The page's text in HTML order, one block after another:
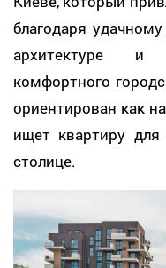
благодаря
архитектуре и
комфортного
ориентирован как
ищет квартиру
столице.